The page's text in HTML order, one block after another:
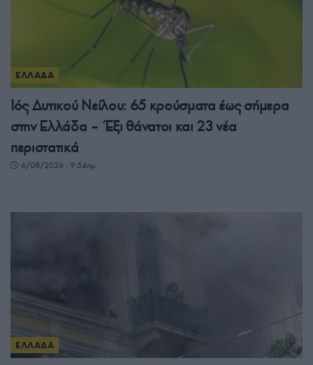
ΕΛΛΑΔΑ
Ιός Δυτικού Νείλου: 65 κρούσματα έως σήμερα
στην Ελλάδα – Έξι θάνατοι και 23 νέα
περιστατικά
6/08/2026 - 9:54πμ
ΕΛΛΑΔΑ